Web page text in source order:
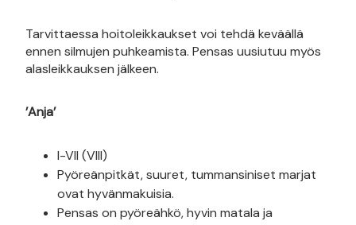
Tarvittaessa hoitoleikkaukset voi tehdä keväällä
ennen silmujen puhkeamista. Pensas uusiutuu myös
alasleikkauksen jälkeen.
’Anja’
I-VII (VIII)
Pyöreänpitkät, suuret, tummansiniset marjat
ovat hyvänmakuisia.
Pensas on pyöreähkö, hyvin matala ja